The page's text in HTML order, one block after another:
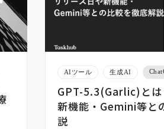
AIツール 生成AI
GPT-5.3(Garlic)とは
新機能・Gemini等と
説